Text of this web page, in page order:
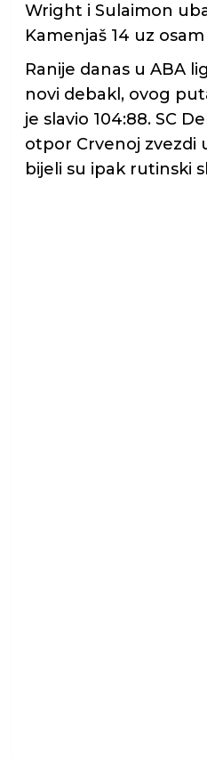
Wright i Sulaimon
Kamenjaš 14 uz
Ranije danas u ABA
novi debakl, ovog
je slavio 104:88. SC
otpor Crvenoj zvezdi
bijeli su ipak rutinski